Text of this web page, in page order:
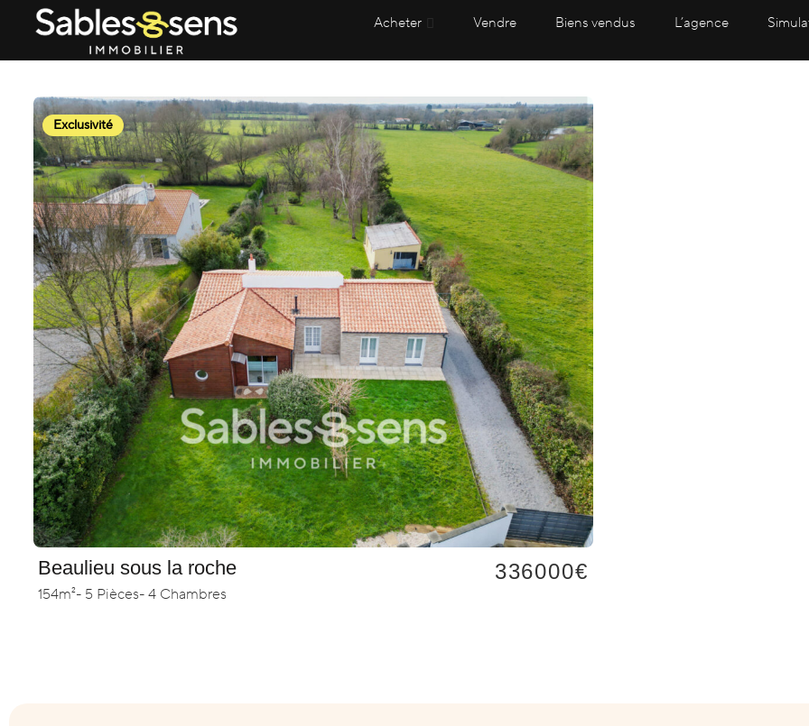
Acheter Vendre Biens vendus L’agence
Beaulieu sous la roche 336000€
154m²- 5 Pièces- 4 Chambres
Exclusivité